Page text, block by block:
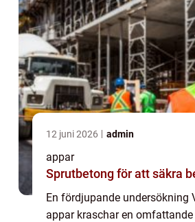
12 juni 2026 admin
appar
Sprutbetong för att säkra
En fördjupande undersökning
appar kraschar en